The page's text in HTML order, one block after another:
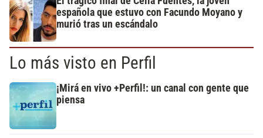
española que estuvo con Facundo Moyano y
murió tras un escándalo
Lo más visto en Perfil
¡Mirá en vivo +Perfil!: un canal con gente que
piensa